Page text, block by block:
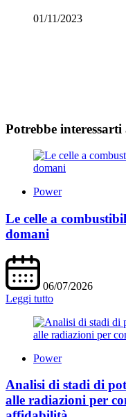
01/11/2023
Potrebbe interessarti
Power
Le celle a
domani
06/07/2026
Leggi tutto
Power
Analisi di stadi di
alle radiazioni per